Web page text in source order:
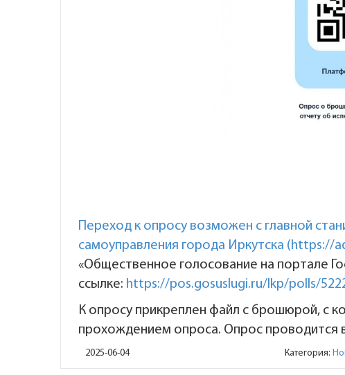
Переход к опросу возможен с главной
самоуправления города Иркутска (https://
«Общественное голосование на портале
ссылке: https://pos.gosuslugi.ru/lkp/polls/
К опросу прикреплен файл с брошюрой, с
прохождением опроса. Опрос проводится
2025-06-04 Категория: